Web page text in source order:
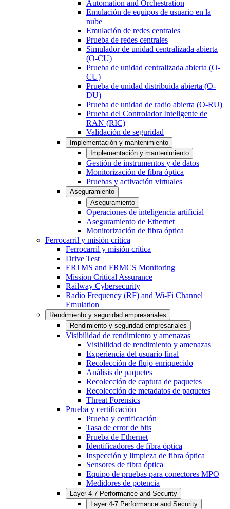
Automation and Orchestration
Emulación de equipos de usuario en la
nube
Emulación de redes centrales
Prueba de redes centrales
Simulador de unidad centralizada abierta
(O-CU)
Prueba de unidad centralizada abierta (O-
CU)
Prueba de unidad distribuida abierta (O-
DU)
Prueba de unidad de radio abierta (O-RU)
Prueba del Controlador Inteligente de
RAN (RIC)
Validación de seguridad
Implementación y mantenimiento
Implementación y mantenimiento
Gestión de instrumentos y de datos
Monitorización de fibra óptica
Pruebas y activación virtuales
Aseguramiento
Aseguramiento
Operaciones de inteligencia artificial
Aseguramiento de Ethernet
Monitorización de fibra óptica
Ferrocarril y misión crítica
Ferrocarril y misión crítica
Drive Test
ERTMS and FRMCS Monitoring
Mission Critical Assurance
Railway Cybersecurity
Radio Frequency (RF) and Wi-Fi Channel
Emulation
Rendimiento y seguridad empresariales
Rendimiento y seguridad empresariales
Visibilidad de rendimiento y amenazas
Visibilidad de rendimiento y amenazas
Experiencia del usuario final
Recolección de flujo enriquecido
Análisis de paquetes
Recolección de captura de paquetes
Recolección de metadatos de paquetes
Threat Forensics
Prueba y certificación
Prueba y certificación
Tasa de error de bits
Prueba de Ethernet
Identificadores de fibra óptica
Inspección y limpieza de fibra óptica
Sensores de fibra óptica
Equipo de pruebas para conectores MPO
Medidores de potencia
Layer 4-7 Performance and Security
Layer 4-7 Performance and Security